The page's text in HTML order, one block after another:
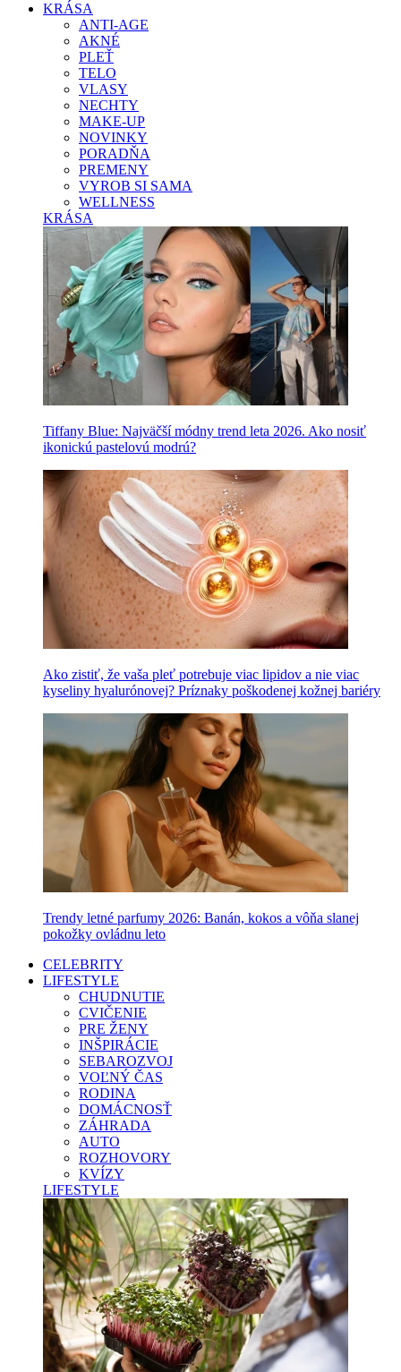
KRÁSA
ANTI-AGE
AKNÉ
PLEŤ
TELO
VLASY
NECHTY
MAKE-UP
NOVINKY
PORADŇA
PREMENY
VYROB SI SAMA
WELLNESS
KRÁSA
Tiffany Blue: Najväčší módny trend leta 2026. Ako nosiť
ikonickú pastelovú modrú?
Ako zistiť, že vaša pleť potrebuje viac lipidov a nie viac
kyseliny hyalurónovej? Príznaky poškodenej kožnej bariéry
Trendy letné parfumy 2026: Banán, kokos a vôňa slanej
pokožky ovládnu leto
CELEBRITY
LIFESTYLE
CHUDNUTIE
CVIČENIE
PRE ŽENY
INŠPIRÁCIE
SEBAROZVOJ
VOĽNÝ ČAS
RODINA
DOMÁCNOSŤ
ZÁHRADA
AUTO
ROZHOVORY
KVÍZY
LIFESTYLE